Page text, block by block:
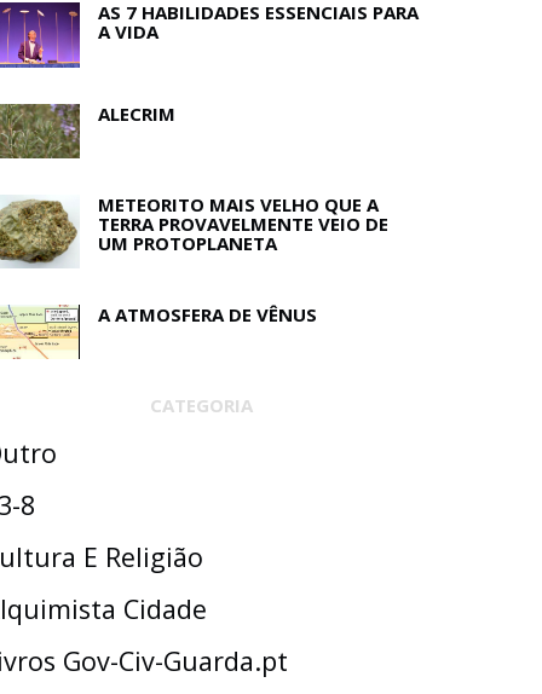
AS 7 HABILIDADES ESSENCIAIS PARA
A VIDA
ALECRIM
METEORITO MAIS VELHO QUE A
TERRA PROVAVELMENTE VEIO DE
UM PROTOPLANETA
A ATMOSFERA DE VÊNUS
CATEGORIA
8
E Religião
Cidade
Gov-Civ-Guarda.pt